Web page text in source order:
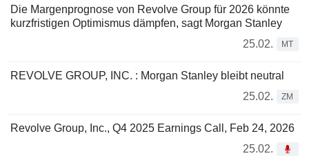
Die Margenprognose von Revolve Group für 2026 könnte
kurzfristigen Optimismus dämpfen, sagt Morgan Stanley
25.02.
MT
REVOLVE GROUP, INC. : Morgan Stanley bleibt neutral
25.02.
ZM
Revolve Group, Inc., Q4 2025 Earnings Call, Feb 24, 2026
25.02.